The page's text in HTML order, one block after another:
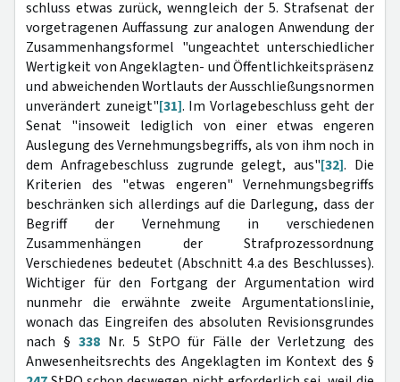
schluss etwas zurück, wenngleich der 5. Strafsenat der
vorgetragenen Auffassung zur analogen Anwendung der
Zusammenhangsformel "ungeachtet unterschiedlicher
Wertigkeit von Angeklagten- und Öffentlichkeitspräsenz
und abweichenden Wortlauts der Ausschließungsnormen
unverändert zuneigt"[31]. Im Vorlagebeschluss geht der
Senat "insoweit lediglich von einer etwas engeren
Auslegung des Vernehmungsbegriffs, als von ihm noch in
dem Anfragebeschluss zugrunde gelegt, aus"[32]. Die
Kriterien des "etwas engeren" Vernehmungsbegriffs
beschränken sich allerdings auf die Darlegung, dass der
Begriff der Vernehmung in verschiedenen
Zusammenhängen der Strafprozessordnung
Verschiedenes bedeutet (Abschnitt 4.a des Beschlusses).
Wichtiger für den Fortgang der Argumentation wird
nunmehr die erwähnte zweite Argumentationslinie,
wonach das Eingreifen des absoluten Revisionsgrundes
nach § 338Nr. 5 StPO für Fälle der Verletzung des
Anwesenheitsrechts des Angeklagten im Kontext des §